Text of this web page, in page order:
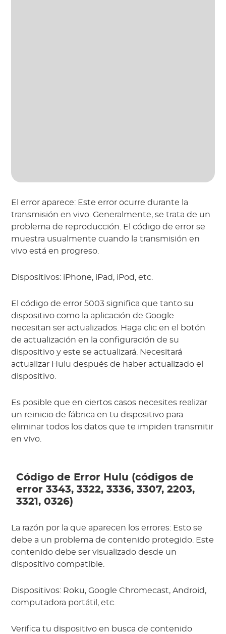
El error aparece: Este error ocurre durante la
transmisión en vivo. Generalmente, se trata de un
problema de reproducción. El código de error se
muestra usualmente cuando la transmisión en
vivo está en progreso.
Dispositivos: iPhone, iPad, iPod, etc.
El código de error 5003 significa que tanto su
dispositivo como la aplicación de Google
necesitan ser actualizados. Haga clic en el botón
de actualización en la configuración de su
dispositivo y este se actualizará. Necesitará
actualizar Hulu después de haber actualizado el
dispositivo.
Es posible que en ciertos casos necesites realizar
un reinicio de fábrica en tu dispositivo para
eliminar todos los datos que te impiden transmitir
en vivo.
Código de Error Hulu (códigos de
error 3343, 3322, 3336, 3307, 2203,
3321, 0326)
La razón por la que aparecen los errores: Esto se
debe a un problema de contenido protegido. Este
contenido debe ser visualizado desde un
dispositivo compatible.
Dispositivos: Roku, Google Chromecast, Android,
computadora portátil, etc.
Verifica tu dispositivo en busca de contenido